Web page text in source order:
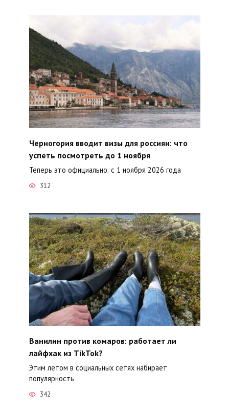
Черногория вводит визы для россиян: что
успеть посмотреть до 1 ноября
Теперь это официально: с 1 ноября 2026 года
312
Ванилин против комаров: работает ли
лайфхак из TikTok?
Этим летом в социальных сетях набирает
популярность
342